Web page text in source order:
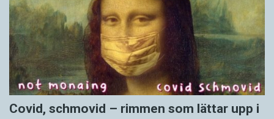
Covid, schmovid – rimmen som lättar upp i